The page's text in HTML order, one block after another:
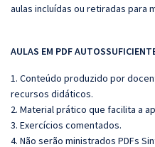
aulas incluídas ou retiradas para
AULAS EM PDF
1. Conteúdo produzido por
recursos didáticos.
2. Material prático que facilita a
3. Exercícios comentados.
4. Não serão ministrados PDFs